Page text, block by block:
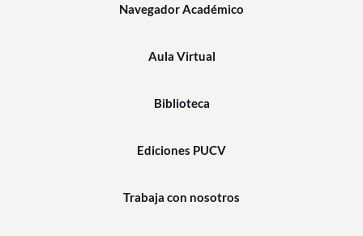
Navegador Académico
Aula Virtual
Biblioteca
Ediciones PUCV
Trabaja con nosotros